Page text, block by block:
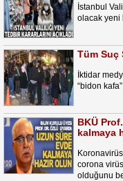
İstanbul
olacak yeni
Tüm Suç
İktidar
“bidon
BKÜ
kalmaya
corona
olduğunu